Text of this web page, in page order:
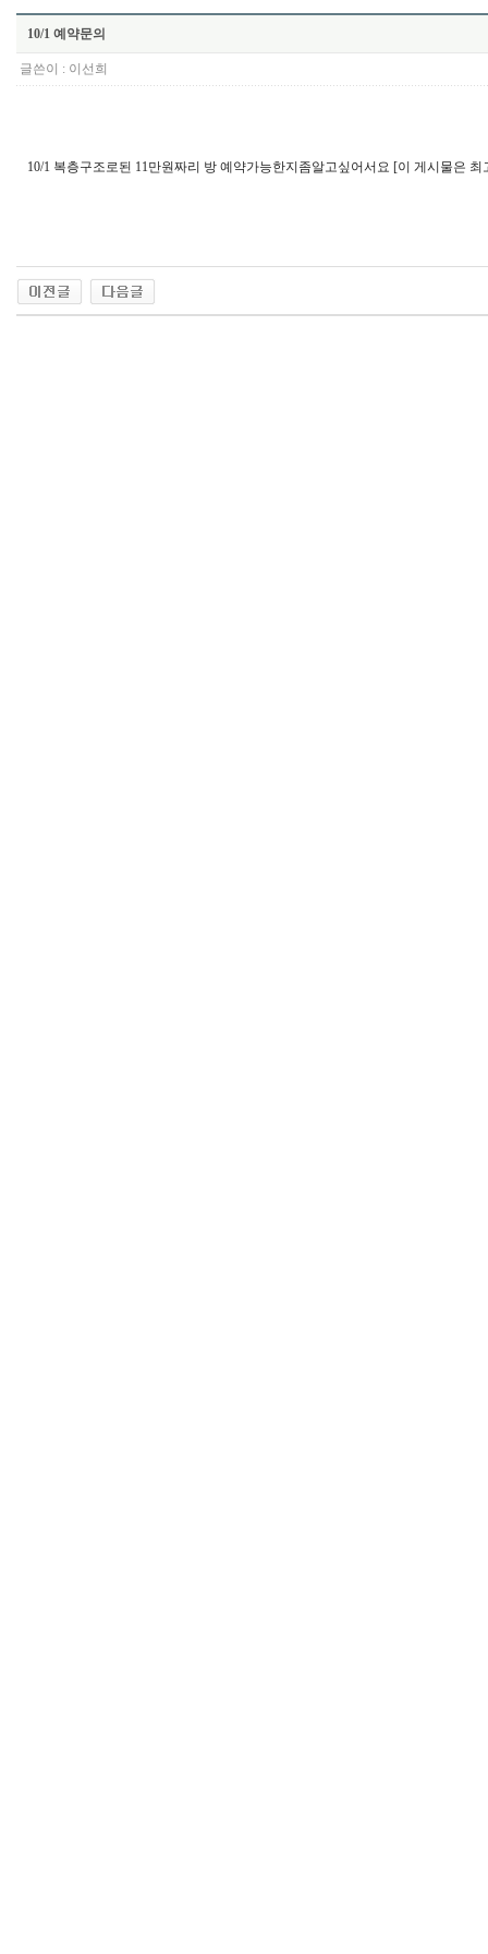
10/1 예약문의
글쓴이 : 이선희
10/1 복층구조로된 11만원짜리 방 예약가능한지좀알고싶어서요 [이 게시물은